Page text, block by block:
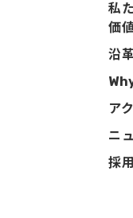
私
価
沿
ア
ニ
採